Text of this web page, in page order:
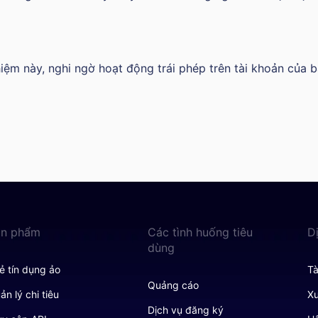
này, nghi ngờ hoạt động trái phép trên tài khoản của
phẩm
tín dụng ảo
lý chi tiêu
Các tình huống tiêu
dùng
Quảng cáo
Dịch vụ đăng ký